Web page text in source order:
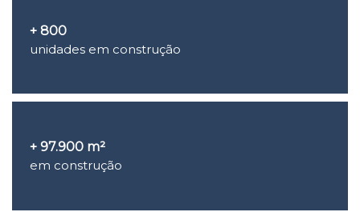
+ 800
unidades em construção
+ 97.900 m²
em construção